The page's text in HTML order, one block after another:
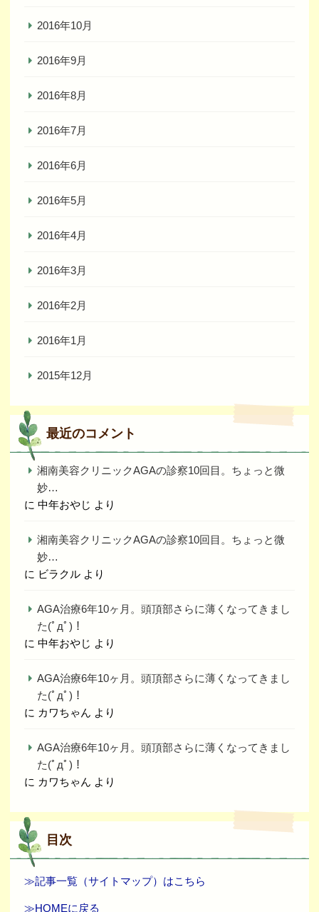
2016年10月
2016年9月
2016年8月
2016年7月
2016年6月
2016年5月
2016年4月
2016年3月
2016年2月
2016年1月
2015年12月
最近のコメント
湘南美容クリニックAGAの診察10回目。ちょっと微
妙…
に 中年おやじ より
湘南美容クリニックAGAの診察10回目。ちょっと微
妙…
に ビラクル より
AGA治療6年10ヶ月。頭頂部さらに薄くなってきまし
た(ﾟдﾟ)！
に 中年おやじ より
AGA治療6年10ヶ月。頭頂部さらに薄くなってきまし
た(ﾟдﾟ)！
に カワちゃん より
AGA治療6年10ヶ月。頭頂部さらに薄くなってきまし
た(ﾟдﾟ)！
に カワちゃん より
目次
≫記事一覧（サイトマップ）はこちら
≫HOMEに戻る